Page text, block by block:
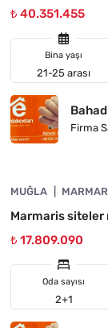
₺ 40.351.455
Bina yaşı
21-25 arası
Firma
YATIRIMA
MUĞLA
Marmaris siteler
₺ 17.809.090
Oda sayısı
2+1